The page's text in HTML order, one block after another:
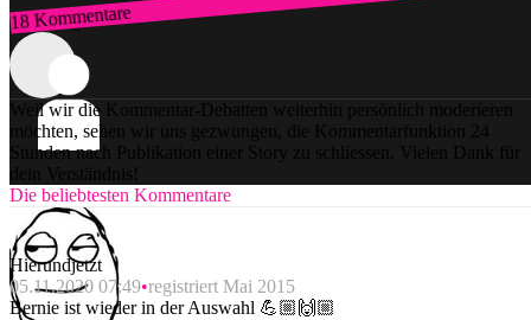
18 Kommentare
Zum Login
Weil wir die Kommentar-Debatten weiterhin persönlich moderieren
möchten, sehen wir uns gezwungen, die Kommentarfunktion 24
Stunden nach Publikation einer Story zu schliessen. Vielen Dank für
dein Verständnis!
Die beliebtesten Kommentare
Hierundjetzt
05.11.2020 07:49 registriert Mai 2015
Bernie ist wieder in der Auswahl 💪🏼🙌🏼